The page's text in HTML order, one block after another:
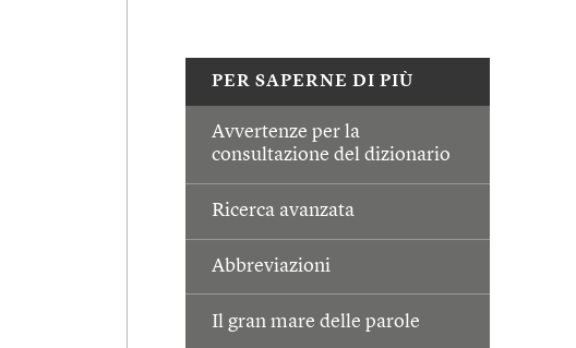
PER SAPERNE DI PIÙ
Avvertenze per la
consultazione del dizionario
Ricerca avanzata
Abbreviazioni
Il gran mare delle parole